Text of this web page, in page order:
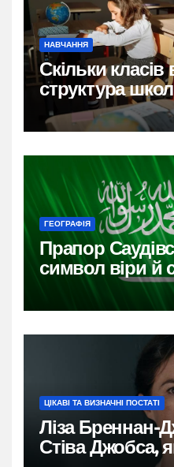
НАВЧАННЯ
Скільки класів
структура
ГЕОГРАФІЯ
Прапор
символ віри й
ЦІКАВІ ТА ВИЗНАЧНІ ПОСТАТІ
Ліза Бреннан-
Стіва Джобса,